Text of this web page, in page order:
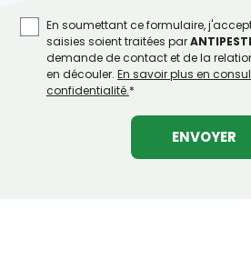
En soumettant ce formulaire,
saisies soient traitées parANTIPESTI
demande de contact et de la
en découler. En savoir plus en
confidentialité.*